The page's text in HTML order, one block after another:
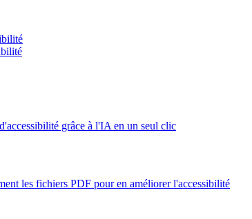
grâce à l'IA en un seul clic
les fichiers PDF pour en améliorer l'accessibilité